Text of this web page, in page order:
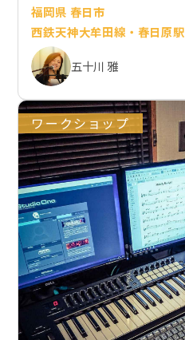
福岡県 春日市
西鉄天神大牟田線・春日原駅
五十川 雅
ワークショップ